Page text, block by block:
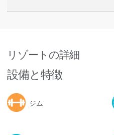
リゾートの詳細
設備と特徴
ジム